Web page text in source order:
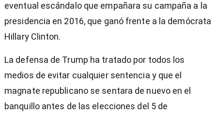
eventual escándalo que empañara su campaña a la
presidencia en 2016, que ganó frente a la demócrata
Hillary Clinton.
La defensa de Trump ha tratado por todos los
medios de evitar cualquier sentencia y que el
magnate republicano se sentara de nuevo en el
banquillo antes de las elecciones del 5 de